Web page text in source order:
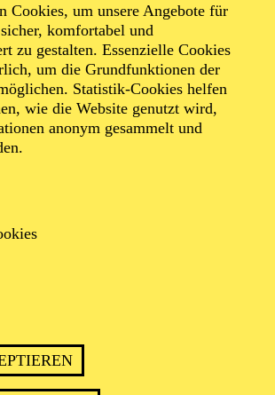
Cookies, um unsere Angebote für
komfortabel und
zu gestalten. Essenzielle Cookies
um die Grundfunktionen der
Statistik-Cookies helfen
wie die Website genutzt wird,
anonym gesammelt und
2020 wurde Marković mit
bei dem Internationalen Opernkurs in
Bis Ende der Spielzeit
Marković festes Ensemblemitglied
Gießen und verkörperte u. a. Hermia in
Sesto in „La clemenza di
in „Rigoletto“, Arsamene in
„Eugen Onegin“ und Mary Turner in
die Rolle der Flora in „La Traviata“.
AUF SOCIAL MEDIA